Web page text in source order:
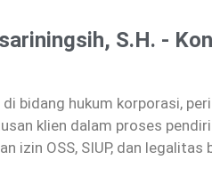
S.H. -
bidang hukum korporasi,
klien dalam proses
izin OSS, SIUP, dan